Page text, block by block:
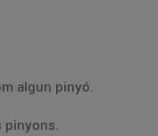
de iogurt, així com algun pinyó.
los amb els pinyons.